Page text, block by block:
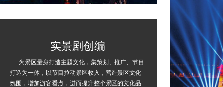
实景剧创编
为景区量身打造主题文化，集策划、推广、节目
打造为一体，以节目拉动景区收入，营造景区文化
氛围，增加游客看点，进而提升整个景区的文化品